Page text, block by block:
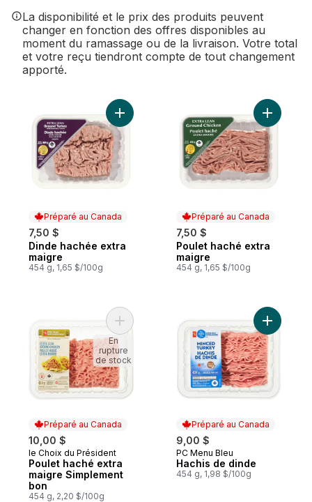
La disponibilité et le prix des produits peuvent
changer en fonction des offres disponibles au
moment du ramassage ou de la livraison. Votre total
et votre reçu tiendront compte de tout changement
apporté.
Préparé au Canada
7,50 $
Préparé au Canada
Dinde hachée extra
maigre
454 g, 1,65 $/100g
Ajouter Dinde hachée extra maigre au
Préparé au Canada
7,50 $
Préparé au Canada
Poulet haché extra
maigre
454 g, 1,65 $/100g
Ajouter
Préparé au Canada
10,00 $
Préparé au Canada
le Choix du Président
Poulet haché extra
maigre Simplement
bon
454 g, 2,20 $/100g
Ajouter Poulet haché extra maigre
En
rupture
de stock
Préparé au Canada
9,00 $
Préparé au Canada
PC Menu Bleu
Hachis de dinde
454 g, 1,98 $/100g
Ajouter